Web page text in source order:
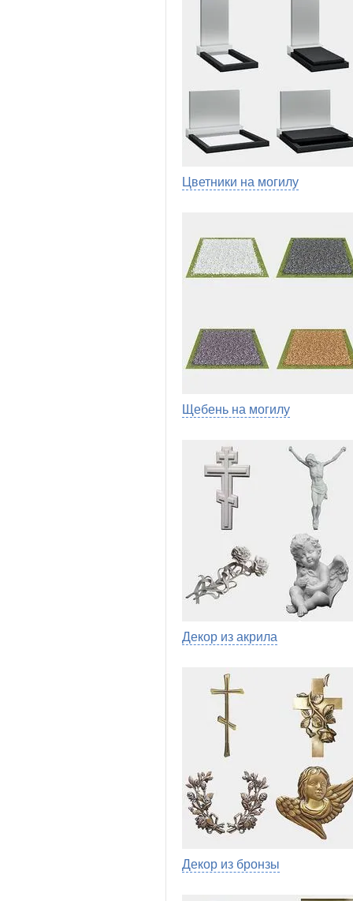
Цветники на могилу
Щебень на могилу
Декор из акрила
Декор из бронзы